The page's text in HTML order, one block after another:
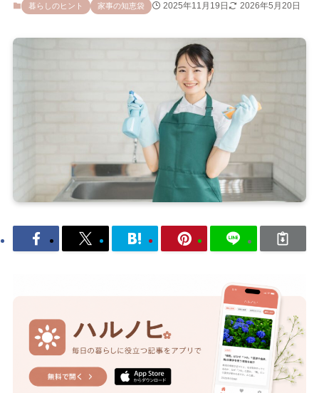
暮らしのヒント 家事の知恵袋 2025年11月19日 2026年5月20日